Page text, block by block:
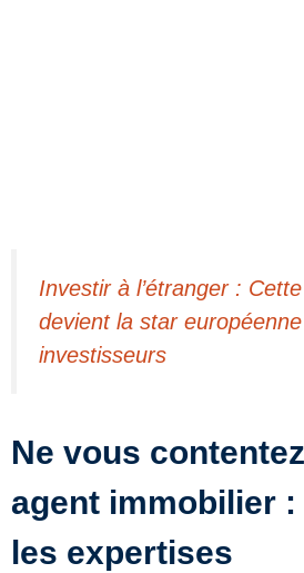
Investir à l’étranger :
devient la star
investisseurs
Ne vous
agent immobilier
les expertises